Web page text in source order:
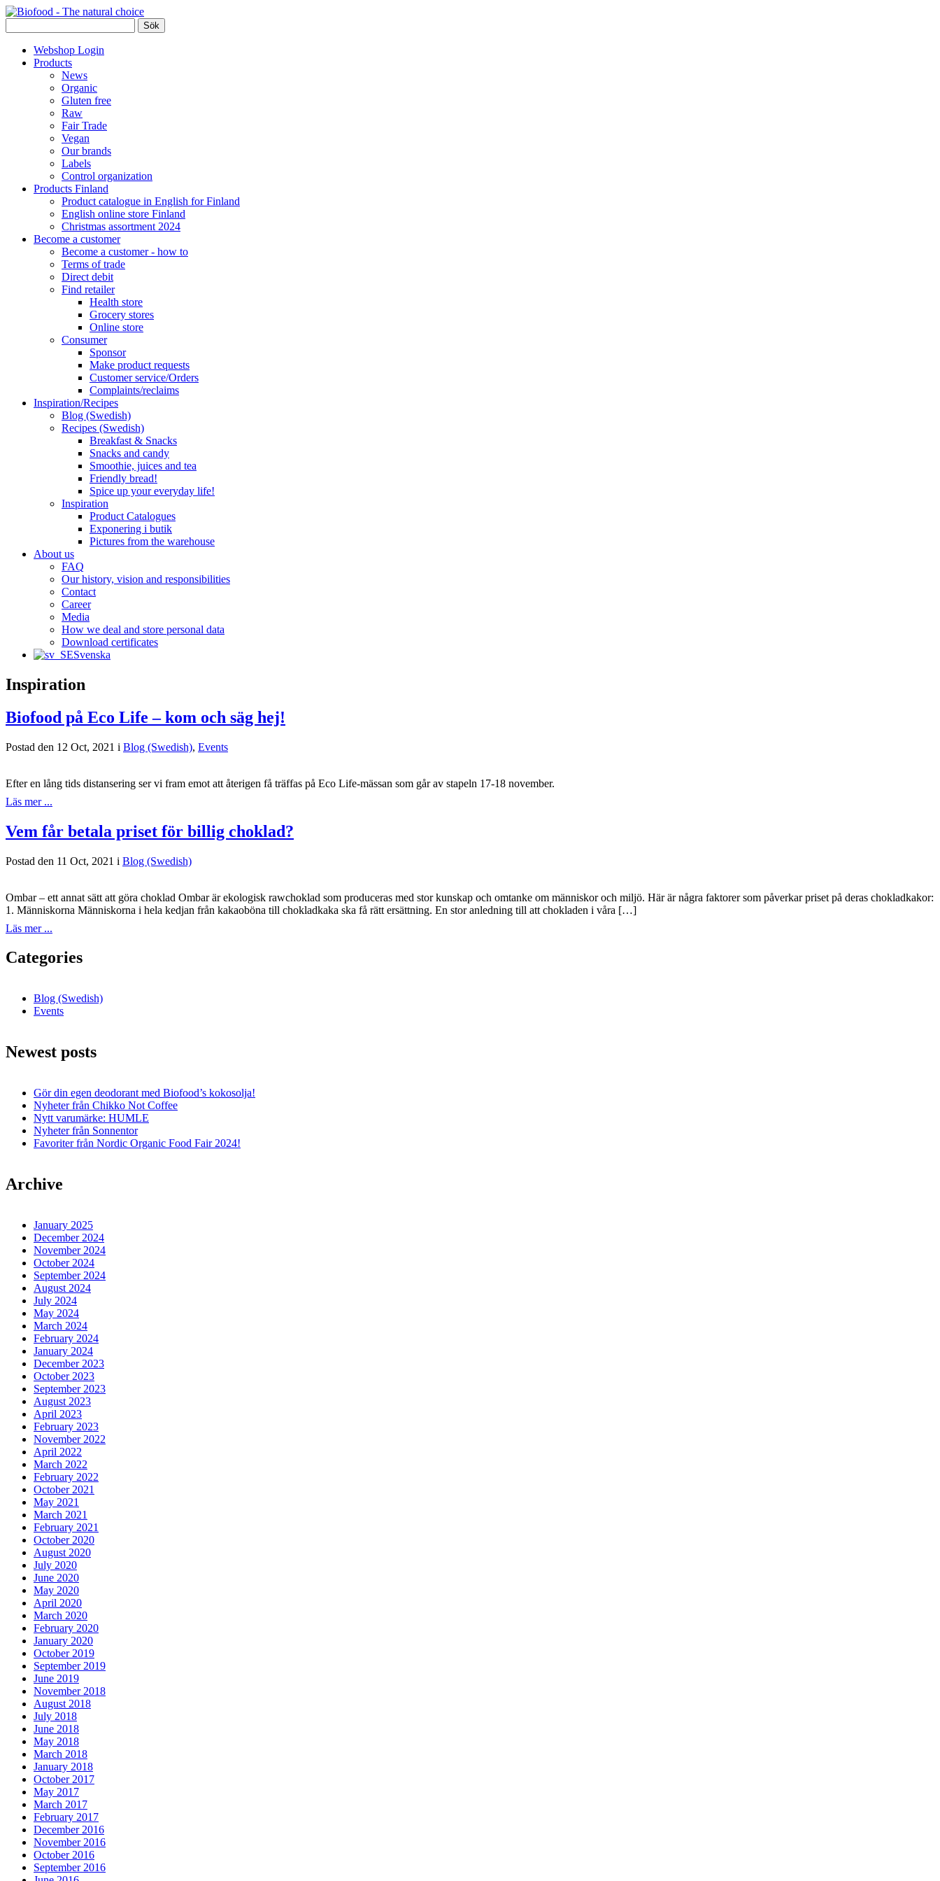
Webshop Login
Products
News
Organic
Gluten free
Raw
Fair Trade
Vegan
Our brands
Labels
Control organization
Products Finland
Product catalogue in English for Finland
English online store Finland
Christmas assortment 2024
Become a customer
Become a customer - how to
Terms of trade
Direct debit
Find retailer
Health store
Grocery stores
Online store
Consumer
Sponsor
Make product requests
Customer service/Orders
Complaints/reclaims
Inspiration/Recipes
Blog (Swedish)
Recipes (Swedish)
Breakfast & Snacks
Snacks and candy
Smoothie, juices and tea
Friendly bread!
Spice up your everyday life!
Inspiration
Product Catalogues
Exponering i butik
Pictures from the warehouse
About us
FAQ
Our history, vision and responsibilities
Contact
Career
Media
How we deal and store personal data
Download certificates
Svenska
Inspiration
Biofood på Eco Life – kom och säg hej!
Postad den 12 Oct, 2021 i Blog (Swedish), Events
Efter en lång tids distansering ser vi fram emot att återigen få träffas på Eco Life-mässan som går av stapeln 17-18 november.
Läs mer ...
Vem får betala priset för billig choklad?
Postad den 11 Oct, 2021 i Blog (Swedish)
Ombar – ett annat sätt att göra choklad Ombar är ekologisk rawchoklad som produceras med stor kunskap och omtanke om människor och miljö. Här är några faktorer som påverkar priset på deras chokladkakor:
1. Människorna Människorna i hela kedjan från kakaoböna till chokladkaka ska få rätt ersättning. En stor anledning till att chokladen i våra […]
Läs mer ...
Categories
Blog (Swedish)
Events
Newest posts
Gör din egen deodorant med Biofood’s kokosolja!
Nyheter från Chikko Not Coffee
Nytt varumärke: HUMLE
Nyheter från Sonnentor
Favoriter från Nordic Organic Food Fair 2024!
Archive
January 2025
December 2024
November 2024
October 2024
September 2024
August 2024
July 2024
May 2024
March 2024
February 2024
January 2024
December 2023
October 2023
September 2023
August 2023
April 2023
February 2023
November 2022
April 2022
March 2022
February 2022
October 2021
May 2021
March 2021
February 2021
October 2020
August 2020
July 2020
June 2020
May 2020
April 2020
March 2020
February 2020
January 2020
October 2019
September 2019
June 2019
November 2018
August 2018
July 2018
June 2018
May 2018
March 2018
January 2018
October 2017
May 2017
March 2017
February 2017
December 2016
November 2016
October 2016
September 2016